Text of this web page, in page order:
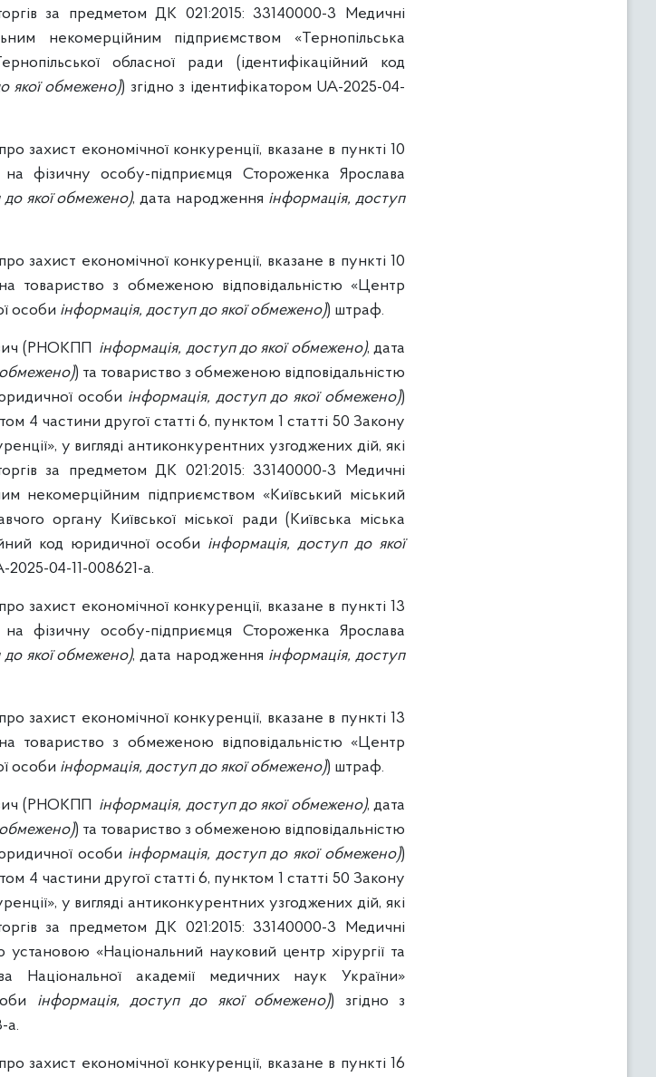
за предметом ДК 021:2015: 33140000-3 Медичні
некомерційним підприємством «Тернопільська
обласної ради (ідентифікаційний код
якої обмежено)) згідно з ідентифікатором UA-2025-04-
захист економічної конкуренції, вказане в пункті 10
на фізичну особу-підприємця Стороженка Ярослава
до якої обмежено), дата народження інформація, доступ
захист економічної конкуренції, вказане в пункті 10
товариство з обмеженою відповідальністю «Центр
особи інформація, доступ до якої обмежено)) штраф.
(РНОКПП інформація, доступ до якої обмежено), дата
обмежено)) та товариство з обмеженою відповідальністю
особи інформація, доступ до якої обмежено))
4 частини другої статті 6, пунктом 1 статті 50 Закону
у вигляді антиконкурентних узгоджених дій, які
за предметом ДК 021:2015: 33140000-3 Медичні
некомерційним підприємством «Київський міський
органу Київської міської ради (Київська міська
код юридичної особи інформація, доступ до якої
2025-04-11-008621-a.
захист економічної конкуренції, вказане в пункті 13
на фізичну особу-підприємця Стороженка Ярослава
до якої обмежено), дата народження інформація, доступ
захист економічної конкуренції, вказане в пункті 13
товариство з обмеженою відповідальністю «Центр
особи інформація, доступ до якої обмежено)) штраф.
(РНОКПП інформація, доступ до якої обмежено), дата
обмежено)) та товариство з обмеженою відповідальністю
особи інформація, доступ до якої обмежено))
4 частини другої статті 6, пунктом 1 статті 50 Закону
у вигляді антиконкурентних узгоджених дій, які
за предметом ДК 021:2015: 33140000-3 Медичні
«Національний науковий центр хірургії та
Національної академії медичних наук України»
інформація, доступ до якої обмежено)) згідно з
a.
захист економічної конкуренції, вказане в пункті 16